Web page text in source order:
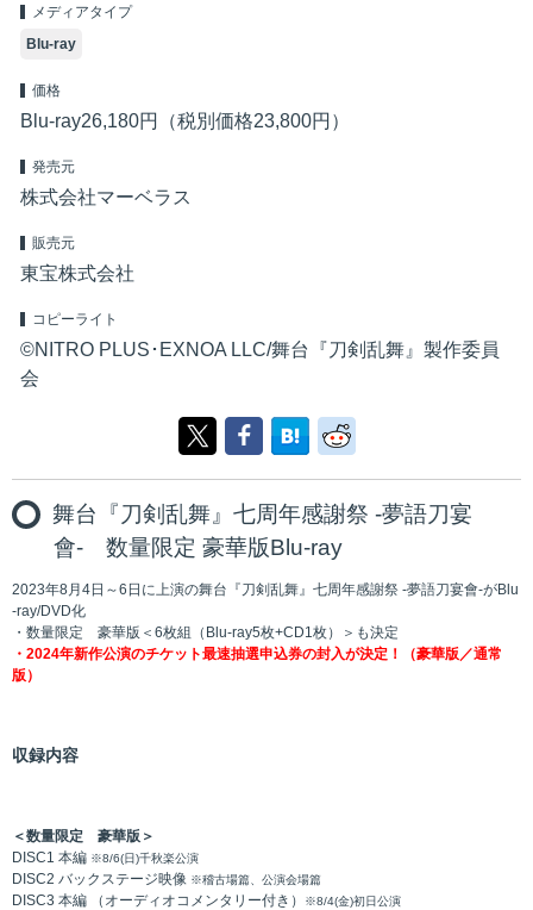
メディアタイプ
Blu-ray
価格
Blu-ray26,180円（税別価格23,800円）
発売元
株式会社マーベラス
販売元
東宝株式会社
コピーライト
©NITRO PLUS･EXNOA LLC/舞台『刀剣乱舞』製作委員
会
舞台『刀剣乱舞』七周年感謝祭 -夢語刀宴
會- 数量限定 豪華版Blu-ray
2023年8月4日～6日に上演の舞台『刀剣乱舞』七周年感謝祭 -夢語刀宴會-がBlu
-ray/DVD化
・数量限定 豪華版＜6枚組（Blu-ray5枚+CD1枚）＞も決定
・2024年新作公演のチケット最速抽選申込券の封入が決定！（豪華版／通常
版）
収録内容
＜数量限定 豪華版＞
DISC1 本編 ※8/6(日)千秋楽公演
DISC2 バックステージ映像 ※稽古場篇、公演会場篇
DISC3 本編 （オーディオコメンタリー付き） ※8/4(金)初日公演